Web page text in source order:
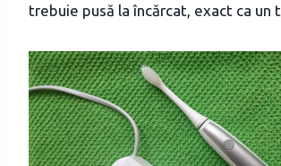
trebuie pusă la încărcat, exact ca un